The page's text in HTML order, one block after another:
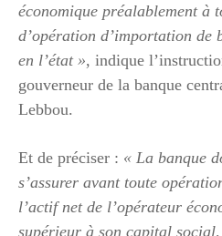
économique préalablement à
d’opération d’importation de
en l’état », indique
gouverneur de la banque
Lebbou.
Et de préciser : « La banque
s’assurer avant toute
l’actif net de l’opérateur
supérieur à son capital